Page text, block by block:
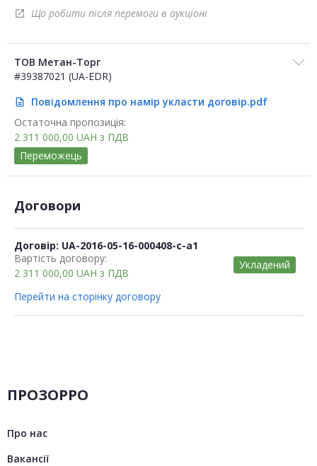
open_in_new Що робити після перемоги в аукціоні
ТОВ Метан-Торг
#39387021 (UA-EDR)
description
Повідомлення про намір укласти договір.pdf
Остаточна пропозиція:
2 311 000,00 UAH з ПДВ
Переможець
Договори
Договір: UA-2016-05-16-000408-c-a1
Вартість договору:
2 311 000,00 UAH з ПДВ
Укладений
Перейти на сторінку договору
ПРОЗОРРО
Про нас
Вакансії